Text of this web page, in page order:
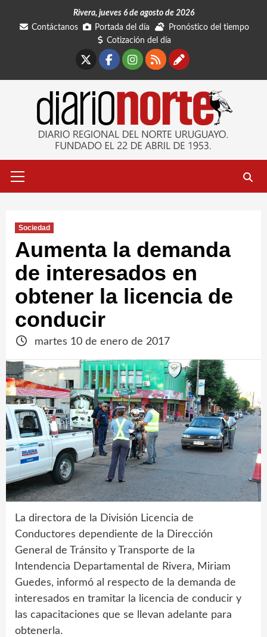
Rivera, jueves 6 de agosto de 2026
Contáctanos
Portada del día
Pronóstico del tiempo
Cotización del día
Facebook
Instagram
RSSContáctanos
primario
Sociedad
Aumenta la demanda
de interesados en
obtener la licencia de
conducir
martes 10 de enero de 2017
La directora de la División Licencia de
Conductores dependiente de la Dirección
General de Tránsito y Transporte de la
Intendencia Departamental de Rivera, Miriam
Guedes, informó al respecto de la demanda de
interesados en tramitar la licencia de conducir y
las capacitaciones que se llevan adelante para
obtenerla.